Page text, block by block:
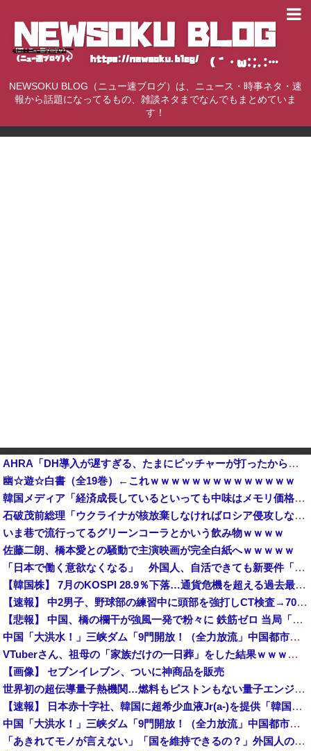
NEWSOKU BLOG（ニュー速ブログ）は、ニュース・時事ネタ・速
報から話題になってるもの、雑談ネタまでなんでもまとめていま
す！
AHRA「DH導入が遅すぎる、たまにピッチャーが打ったからって何が面白いんだよ」他
幽☆遊☆白書（全19巻）←これｗｗｗｗｗｗｗｗｗｗｗｗｗｗ
韓国メディア「経済成長しているといっても中味はメモリ価格だけ。雇用増加見通しが半減してしまった」……韓国の内需不況は根強い状況っすね
石破茂前総理「ウクライナが核放棄しなければロシア侵攻しなかった」！
いま巷で流行ってるグリーンコーラとかいう飲み物ｗｗｗｗ
佐藤二朗、橋本愛との騒動で主演映画が完全白紙へｗｗｗｗｗ
「日本で働く意欲なくなる」 外国人、自活できても新要件「届かない」…永住許可厳格化で「日本離れ」か
【韓国株】 7月のKOSPI 28.9％下落…通貨危機を超える過去最大の下げ幅
【速報】 中2男子、野球部の練習中に頭部を強打しCT検査→70代医師「問題ないです」→中学生死亡「他人のCT画像みてました」
【悲報】 中国、橋の欄干が強風一発で粉々に 鉄筋ゼロ 当局「接着剤でくっつけただけ」「正常で、品質問題はない」
中国「大洪水！」三峡ダム「9門開放！（全力放流」中国都市「三峡沿線の道路水没」中国政府「高速道路封鎖！」中国ダム「緊急放流に合わせて開門（土砂崩れ発生」→
VTuberさん、祖母の「家族だけの一日葬」をした結果ｗｗｗｗｗｗｗ
【画像】 セブンイレブン、ついに神商品を販売
世界初の超伝導量子熱機関…燃料もピストンもない量子エンジンが回った！
【速報】 日本赤十字社、韓国に超希少血液Jr(a-)を提供「韓国内では適合する血液を確保できなかった」※今回で4回目
中国「大洪水！」三峡ダム「9門開放！（全力放流」中国都市「三峡沿線の道路水没」中国政府「高速道路封鎖！」中国ダム「緊急放流に合わせて開門（土砂崩れ発生」→
「あきれてモノが言えない」「国を維持できるの？」外国人の永住許可要件の厳格化で在日中国人の本音は？